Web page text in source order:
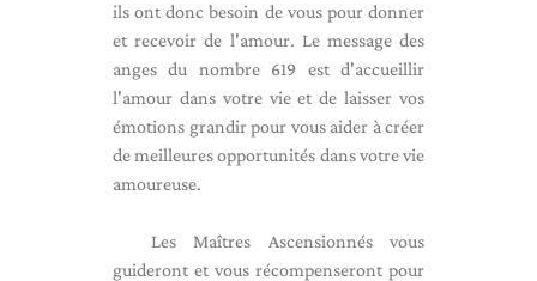
ils ont donc besoin de vous pour donner
et recevoir de l'amour. Le message des
anges du nombre 619 est d'accueillir
l'amour dans votre vie et de laisser vos
émotions grandir pour vous aider à créer
de meilleures opportunités dans votre vie
amoureuse.
Les Maîtres Ascensionnés vous
guideront et vous récompenseront pour